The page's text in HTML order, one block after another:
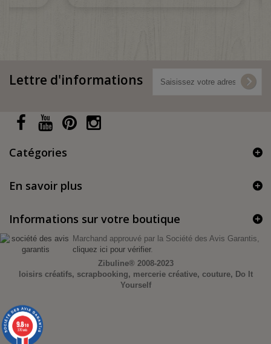
Lettre d'informations
Catégories
En savoir plus
Informations sur votre boutique
Marchand approuvé par la Société des Avis Garantis,
cliquez ici pour vérifier.
Zibuline® 2008-2023
loisirs créatifs, scrapbooking, mercerie créative, couture, Do It
Yourself
9.8/10
370 avis